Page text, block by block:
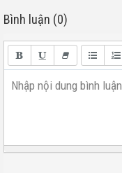
Bình luận (0)
Nhập nội dung bình luận